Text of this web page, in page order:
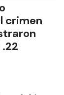
crimen